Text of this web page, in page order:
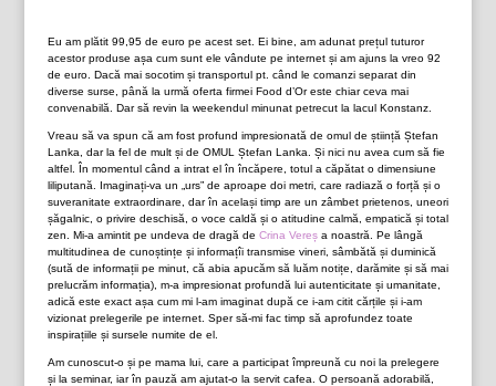
Eu am plătit 99,95 de euro pe acest set. Ei bine, am adunat prețul tuturor
acestor produse așa cum sunt ele vândute pe internet și am ajuns la vreo 92
de euro. Dacă mai socotim și transportul pt. când le comanzi separat din
diverse surse, până la urmă oferta firmei Food d’Or este chiar ceva mai
convenabilă. Dar să revin la weekendul minunat petrecut la lacul Konstanz.
Vreau să va spun că am fost profund impresionată de omul de știință Ștefan
Lanka, dar la fel de mult și de OMUL Ștefan Lanka. Și nici nu avea cum să fie
altfel. În momentul când a intrat el în încăpere, totul a căpătat o dimensiune
liliputană. Imaginați-va un „urs” de aproape doi metri, care radiază o forță și o
suveranitate extraordinare, dar în același timp are un zâmbet prietenos, uneori
șăgalnic, o privire deschisă, o voce caldă și o atitudine calmă, empatică și total
zen. Mi-a amintit pe undeva de dragă de Crina Vereșa noastră. Pe lângă
multitudinea de cunoștințe și informațîi transmise vineri, sâmbătă și duminică
(sută de informații pe minut, că abia apucăm să luăm notițe, darămite și să mai
prelucrăm informația), m-a impresionat profundă lui autenticitate și umanitate,
adică este exact așa cum mi l-am imaginat după ce i-am citit cărțile și i-am
vizionat prelegerile pe internet. Sper să-mi fac timp să aprofundez toate
inspirațiile și sursele numite de el.
Am cunoscut-o și pe mama lui, care a participat împreună cu noi la prelegere
și la seminar, iar în pauză am ajutat-o la servit cafea. O persoană adorabilă,